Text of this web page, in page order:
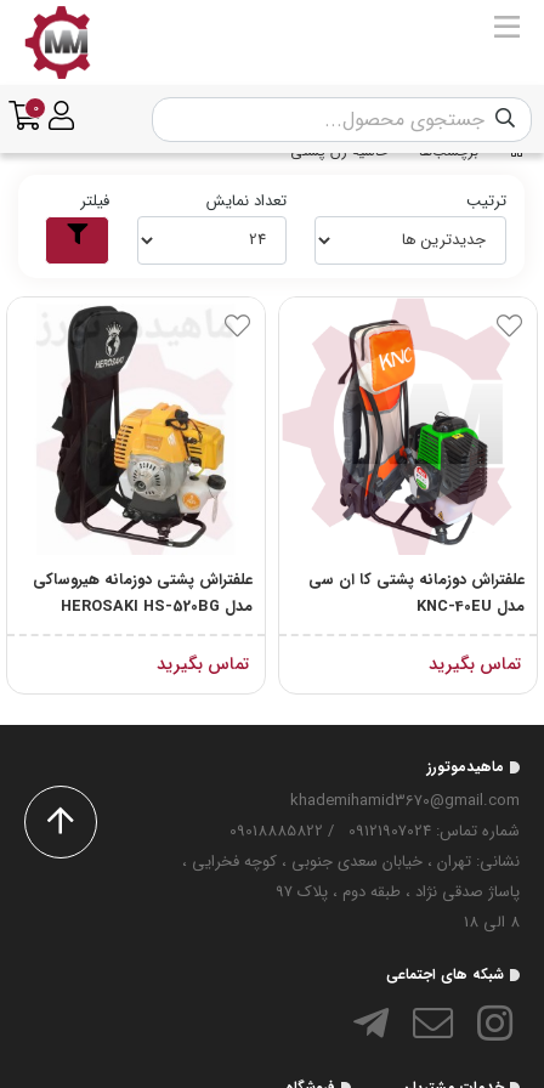
0
برچسب‌ها حاشیه زن پشتی
ترتیب تعداد نمایش فیلتر
علفتراش دوزمانه پشتی کا ان سی
مدل KNC-40EU
تماس بگیرید
علفتراش پشتی دوزمانه هیروساکی
مدل HEROSAKI HS-520BG
تماس بگیرید
ماهیدموتورز
khademihamid3670@gmail.com
شماره تماس‌: 09121907024
/
09018885822
نشانی: تهران ، خیابان سعدی جنوبی ، کوچه فخرایی ،
پاساژ صدقی نژاد ، طبقه دوم ، پلاک 97
8 الی 18
شبکه های اجتماعی